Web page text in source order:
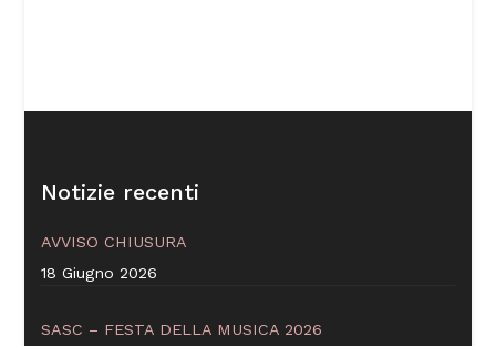
Notizie recenti
AVVISO CHIUSURA
18 Giugno 2026
SASC – FESTA DELLA MUSICA 2026